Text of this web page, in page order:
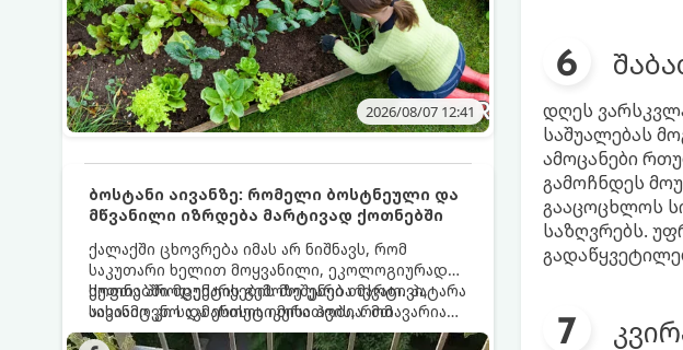
2026/08/07 12:41
ბოსტანი აივანზე: რომელი ბოსტნეული და
მწვანილი იზრდება მარტივად ქოთნებში
ქალაქში ცხოვრება იმას არ ნიშნავს, რომ
საკუთარი ხელით მოყვანილი, ეკოლოგიურად
სუფთა პროდუქტის გემოზე უარი თქვათ. პატარა
აივანიც კი საკმარისია იმისათვის, რომ
მოიწყოთ მინი-ბოსტანი, საიდანაც
ქოთნებში მცენარეების მოშენება მარტივი,
სასიამოვნო და ესთეტიკური ჰობია. მთავარია
იცოდეთ, რომელი კულტურები ეგუებიან
დღეს
საშუალებას
ამოცანები
გამოჩნდეს
გააცოცხლოს
საზღვრებს.